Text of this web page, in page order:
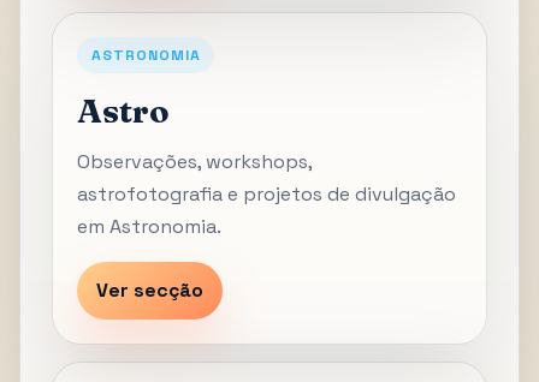
ASTRONOMIA
Astro
Observações, workshops,
astrofotografia e projetos de divulgação
em Astronomia.
Ver secção